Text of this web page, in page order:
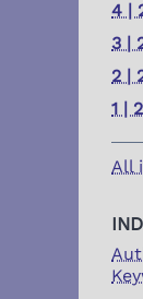
4 |
3 |
2 |
1 |
All